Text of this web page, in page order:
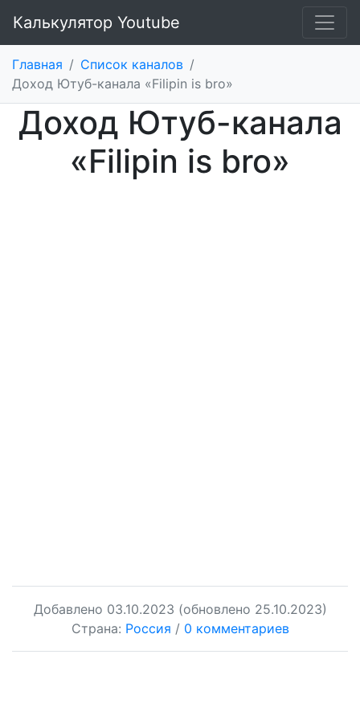
Калькулятор Youtube
Главная / Список каналов /
Доход Ютуб-канала «Filipin is bro»
Доход Ютуб-канала
«Filipin is bro»
Добавлено 03.10.2023 (обновлено 25.10.2023)
Страна: Россия / 0 комментариев